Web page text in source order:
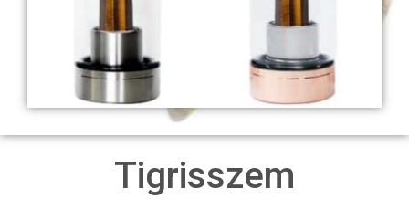
Tigrisszem